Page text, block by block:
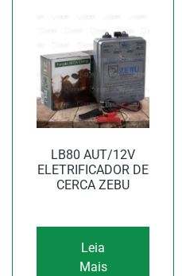
LB80 AUT/12V
ELETRIFICADOR DE
CERCA ZEBU
Leia
Mais